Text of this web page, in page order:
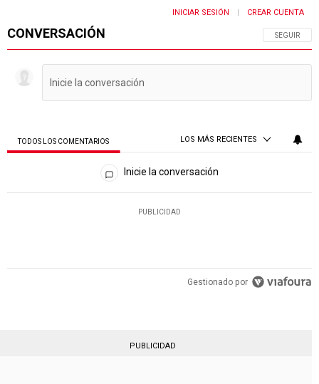
CONVERSACIÓN SIGA ESTA
SEGUIR
INICIAR SESIÓN CREAR CUENTA
TODOS LOS COMENTARIOS LOS MÁS RECIENTES
Todos los comentarios
Inicie la conversación
PUBLICIDAD
Gestionado por
PUBLICIDAD